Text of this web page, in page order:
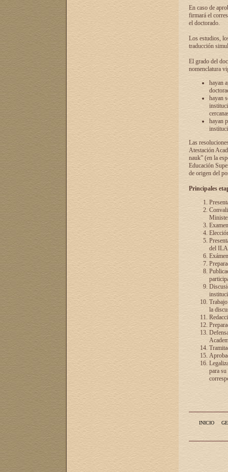
En caso de
firmará el
el doctorado.
Los estudios,
traducción
El grado del
nomenclatura
hayan
hayan
hayan
Las
Atestación
nauk” (en la
Educación
de origen del
Principales
del
la
para
INICIO